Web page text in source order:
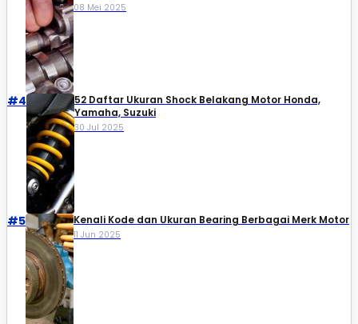
08 Mei 2025
#4
52 Daftar Ukuran Shock Belakang Motor Honda,
Yamaha, Suzuki​
30 Jul 2025
#5 Kenali Kode dan Ukuran Bearing Berbagai Merk Motor
11 Jun 2025